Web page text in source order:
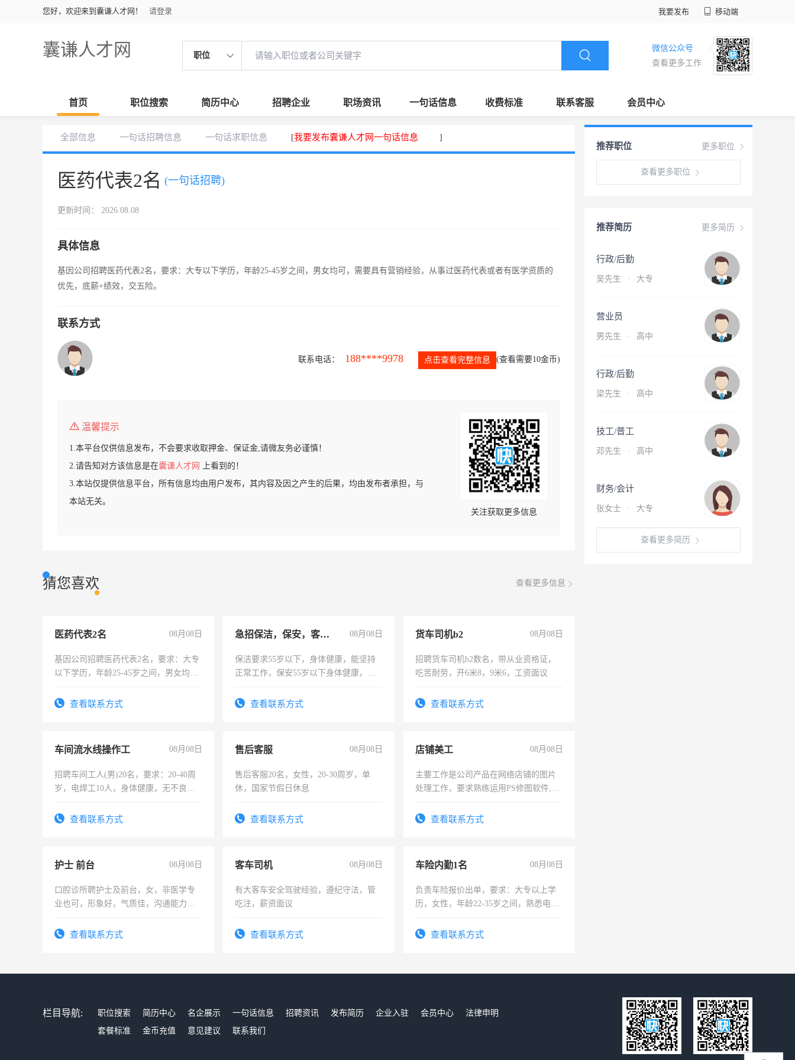
您好，欢迎来到囊谦人才网！ 请登录 我要发布 移动端
囊谦人才网 职位
微信公众号
查看更多工作
首页 职位搜索 简历中心 招聘企业 职场资讯 一句话信息 收费标准 联系客服 会员中心
全部信息 一句话招聘信息 一句话求职信息 [我要发布囊谦人才网一句话信息 ]
医药代表2名 (一句话招聘)
更新时间： 2026.08.08
具体信息
基因公司招聘医药代表2名，要求：大专以下学历，年龄25-45岁之间，男女均可，需要具有营销经验，从事过医药代表或者有医学资质的
优先，底薪+绩效，交五险。
联系方式
联系电话： 188****9978 点击查看完整信息 (查看需要10金币)
温馨提示
1.本平台仅供信息发布，不会要求收取押金、保证金,请微友务必谨慎！
2.请告知对方该信息是在囊谦人才网
上看到的！
3.本站仅提供信息平台，所有信息均由用户发布，其内容及因之产生的后果，均由发布者承担，与
本站无关。
关注获取更多信息
猜您喜欢 查看更多信息
医药代表2名 08月08日
基因公司招聘医药代表2名，要求：大专
以下学历，年龄25-45岁之间，男女均
表或者有医学资质的优先，底薪+绩效，
查看联系方式
急招保洁，保安，客服，工程 08月08日
保洁要求55岁以下，身体健康，能坚持
正常工作，保安55岁以下身体健康，有
录，客服要求45岁以下高中以上文化，
查看联系方式
货车司机b2 08月08日
招聘货车司机b2数名，带从业资格证，
吃苦耐劳，开6米8，9米6，工资面议
查看联系方式
车间流水线操作工 08月08日
招聘车间工人(男)20名，要求：20-40周
岁，电焊工10人，身体健康，无不良嗜
宿，免费发放劳保用品，两班倒，每月
查看联系方式
售后客服 08月08日
售后客服20名，女性，20-30周岁，单
休，国家节假日休息
查看联系方式
店铺美工 08月08日
主要工作是公司产品在网络店铺的图片
处理工作，要求熟练运用PS修图软件,工
查看联系方式
护士 前台 08月08日
口腔诊所聘护士及前台，女，非医学专
业也可，形象好，气质佳，沟通能力
查看联系方式
客车司机 08月08日
有大客车安全驾驶经验，遵纪守法，管
吃注，薪资面议
查看联系方式
车险内勤1名 08月08日
负责车险报价出单，要求：大专以上学
历，女性，年龄22-35岁之间，熟悉电脑
试用期1-3个月，转正后交纳五险，
查看联系方式
更多职位
推荐职位
查看更多职位
更多简历
推荐简历
行政/后勤
吴先生 · 大专
营业员
男先生 · 高中
行政/后勤
梁先生 · 高中
技工/普工
邓先生 · 高中
财务/会计
张女士 · 大专
查看更多简历
栏目导航: 职位搜索 简历中心 名企展示 一句话信息 招聘资讯 发布简历 企业入驻 会员中心
法律申明
套餐标准
金币充值 意见建议 联系我们